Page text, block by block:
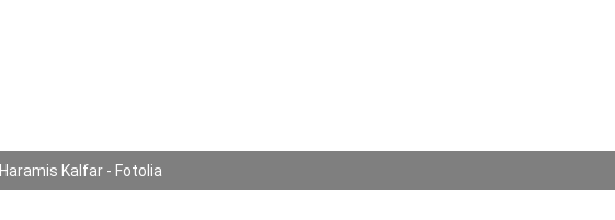
Haramis Kalfar - Fotolia